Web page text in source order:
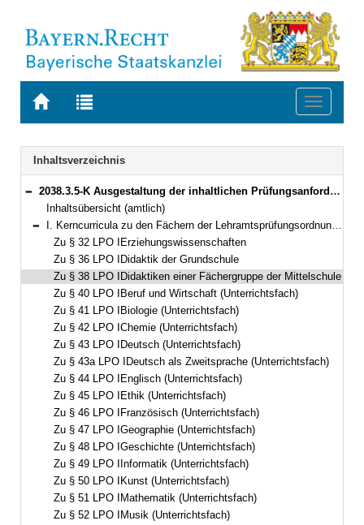
Zur
BAYERN.RECHT
Zur
letzten
Suche
Toggle
Navigation
Inhaltsverzeichnis
Bereich reduzieren
2038.3.5-K Ausgestaltung der inhaltlichen Prüfungsanforderungen für die Erste Staatsprüfung nach Kapitel II der Lehramtsprüfungsordnung I zu den einzelnen Fächern (Kerncurricula) Bekanntmachung des Bayerischen Staatsministeriums für Unterricht und Kultus vom 2. Januar 2009, Az. III.8-5 S 4020-PRA.599 (KWMBl. S. 34)
Inhaltsübersicht (amtlich)
Bereich reduzieren
I. Kerncurricula zu den Fächern der Lehramtsprüfungsordnung I (LPO I) vom 13. März 2008 (GVBl S. 180)
Zu § 32 LPO IErziehungswissenschaften
Zu § 36 LPO IDidaktik der Grundschule
Zu § 38 LPO IDidaktiken einer Fächergruppe der Mittelschule
Zu § 40 LPO IBeruf und Wirtschaft (Unterrichtsfach)
Zu § 41 LPO IBiologie (Unterrichtsfach)
Zu § 42 LPO IChemie (Unterrichtsfach)
Zu § 43 LPO IDeutsch (Unterrichtsfach)
Zu § 43a LPO IDeutsch als Zweitsprache (Unterrichtsfach)
Zu § 44 LPO IEnglisch (Unterrichtsfach)
Zu § 45 LPO IEthik (Unterrichtsfach)
Zu § 46 LPO IFranzösisch (Unterrichtsfach)
Zu § 47 LPO IGeographie (Unterrichtsfach)
Zu § 48 LPO IGeschichte (Unterrichtsfach)
Zu § 49 LPO IInformatik (Unterrichtsfach)
Zu § 50 LPO IKunst (Unterrichtsfach)
Zu § 51 LPO IMathematik (Unterrichtsfach)
Zu § 52 LPO IMusik (Unterrichtsfach)